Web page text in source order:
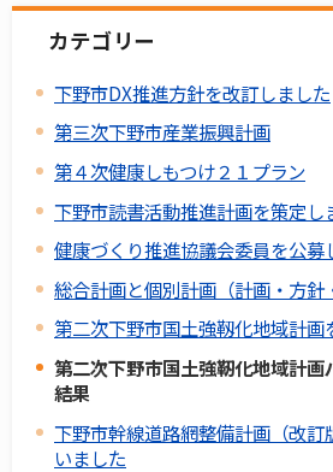
カテゴリー
下野市DX推進方針を改訂しました
第三次下野市産業振興計画
第４次健康しもつけ２１プラン
下野市読書活動推進計画を策定し
健康づくり推進協議会委員を公募
総合計画と個別計画（計画・方針
第二次下野市国土強靱化地域計画
第二次下野市国土強靭化地域計画
結果
下野市幹線道路網整備計画（改
いました